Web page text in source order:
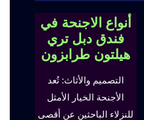
أنواع الاجنحة في
فندق دبل تري
هيلتون طرابزون
التصميم والأثاث: تُعد
الأجنحة الخيار الأمثل
للنزلاء الباحثين عن أقصى